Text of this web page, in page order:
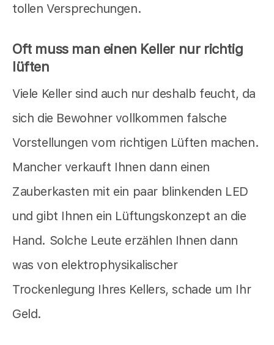
tollen Versprechungen.
Oft muss man einen Keller nur richtig
lüften
Viele Keller sind auch nur deshalb feucht, da
sich die Bewohner vollkommen falsche
Vorstellungen vom richtigen Lüften machen.
Mancher verkauft Ihnen dann einen
Zauberkasten mit ein paar blinkenden LED
und gibt Ihnen ein Lüftungskonzept an die
Hand. Solche Leute erzählen Ihnen dann
was von elektrophysikalischer
Trockenlegung Ihres Kellers, schade um Ihr
Geld.